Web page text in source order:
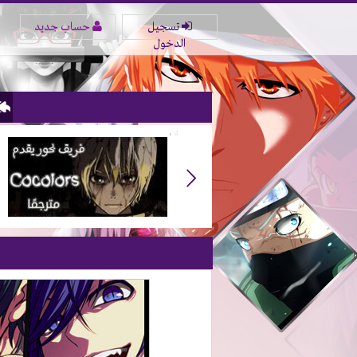
تسجيل
الدخول
حساب جديد